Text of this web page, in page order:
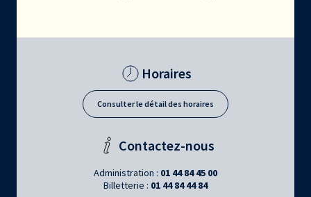
Horaires
Consulter le détail des horaires
Contactez-nous
Administration : 01 44 84 45 00
Billetterie : 01 44 84 44 84